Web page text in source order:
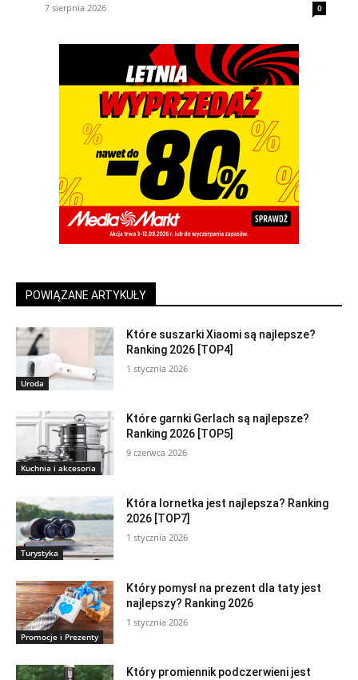
7 sierpnia 2026 0
POWIĄZANE ARTYKUŁY
Uroda
Które suszarki Xiaomi są najlepsze?
Ranking 2026 [TOP4]
1 stycznia 2026
Kuchnia i akcesoria
Które garnki Gerlach są najlepsze?
Ranking 2026 [TOP5]
9 czerwca 2026
Turystyka
Która lornetka jest najlepsza? Ranking
2026 [TOP7]
1 stycznia 2026
Promocje i Prezenty
Który pomysł na prezent dla taty jest
najlepszy? Ranking 2026
1 stycznia 2026
Który promiennik podczerwieni jest